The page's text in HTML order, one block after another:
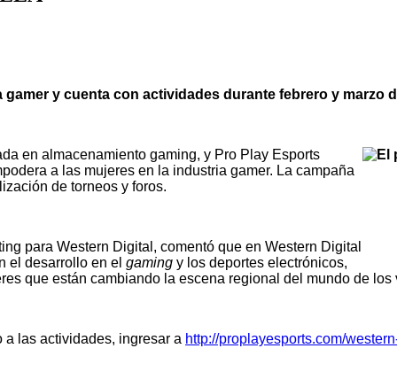
y cuenta con actividades durante febrero y marzo
en almacenamiento gaming, y Pro Play Esports
a las mujeres en la industria gamer. La campaña
de torneos y foros.
para Western Digital, comentó que en Western Digital
el desarrollo en el gaming y los deportes electrónicos,
que están cambiando la escena regional del mundo de los
a las actividades, ingresar a http://proplayesports.com/